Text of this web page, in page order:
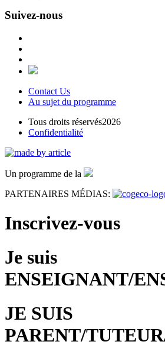
Suivez-nous
Contact Us
Au sujet du programme
Tous droits réservés2026
Confidentialité
Un programme de la
PARTENAIRES MÉDIAS:
Inscrivez-vous
Je suis
ENSEIGNANT/
JE SUIS
PARENT/